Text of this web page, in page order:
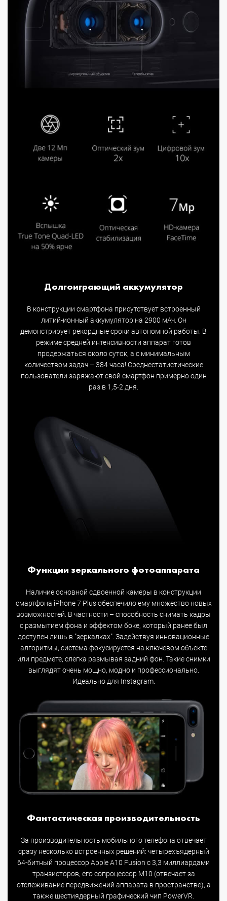
Долгоиграющий аккумулятор
В конструкции смартфона присутствует встроенный
литий-ионный аккумулятор на 2900 мАч. Он
демонстрирует рекордные сроки автономной работы. В
режиме средней интенсивности аппарат готов
продержаться около суток, а с минимальным
количеством задач – 384 часа! Среднестатистические
пользователи заряжают свой смартфон примерно один
раз в 1,5-2 дня.
Функции зеркального фотоаппарата
Наличие основной сдвоенной камеры в конструкции
смартфона iPhone 7 Plus обеспечило ему множество новых
возможностей. В частности – способность снимать кадры
с размытием фона и эффектом боке, который ранее был
доступен лишь в "зеркалках". Задействуя инновационные
алгоритмы, система фокусируется на ключевом объекте
или предмете, слегка размывая задний фон. Такие снимки
выглядят очень мощно, модно и профессионально.
Идеально для Instagram.
Фантастическая производительность
За производительность мобильного телефона отвечает
сразу несколько встроенных решений: четырехъядерный
64-битный процессор Apple A10 Fusion с 3,3 миллиардами
транзисторов, его сопроцессор M10 (отвечает за
отслеживание передвижений аппарата в пространстве), а
также шестиядерный графический чип PowerVR.